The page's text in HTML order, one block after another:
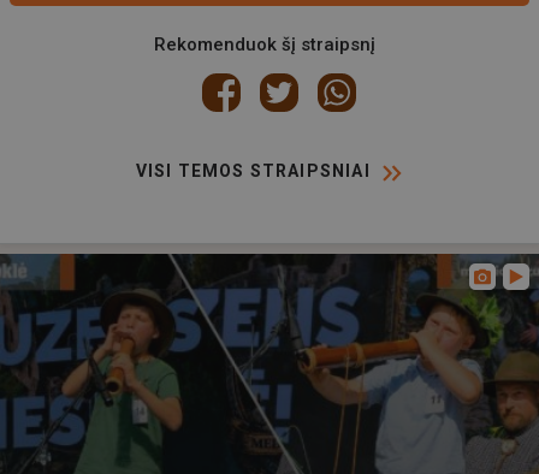
Rekomenduok šį straipsnį
VISI TEMOS STRAIPSNIAI